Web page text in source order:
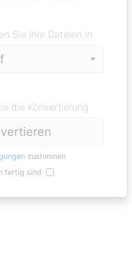
Sie Ihre Dateien in
die Konvertierung
zustimmen
fertig sind